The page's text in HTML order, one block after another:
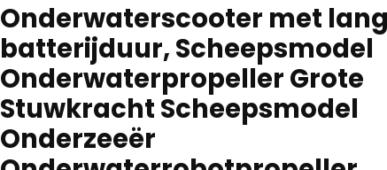
Onderwaterscooter met
batterijduur, Scheepsmodel
Onderwaterpropeller Grote
Stuwkracht Scheepsmodel
Onderzeeër